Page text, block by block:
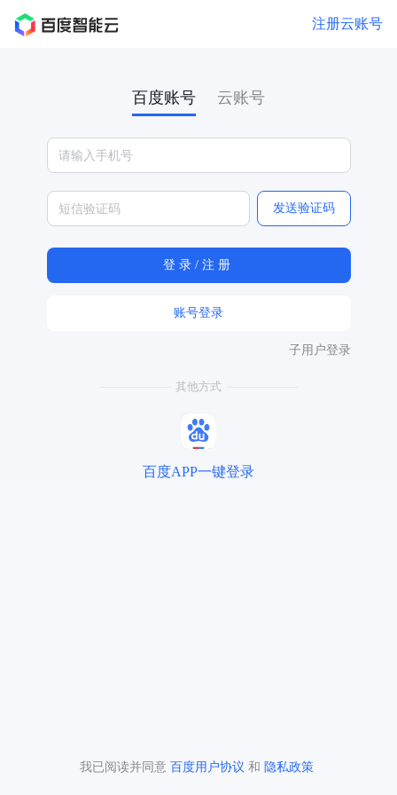
注册云账号
百度账号 云账号
发送验证码
账号登录
子用户登录
其他方式
百度APP一键登录
我已阅读并同意 百度用户协议 和 隐私政策